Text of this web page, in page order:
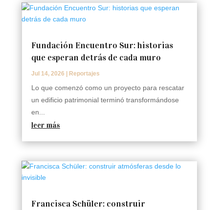
Fundación Encuentro Sur: historias
que esperan detrás de cada muro
Jul 14, 2026 | Reportajes
Lo que comenzó como un proyecto para rescatar
un edificio patrimonial terminó transformándose
en...
leer más
Francisca Schüler: construir